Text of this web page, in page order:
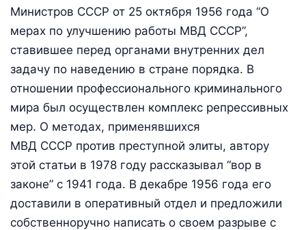
Министров СССР от 25 октября 1956 года “О
мерах по улучшению работы МВД СССР”,
ставившее перед органами внутренних дел
задачу по наведению в стране порядка. В
отношении профессионального криминального
мира был осуществлен комплекс репрессивных
мер. О методах, применявшихся
МВД СССР против преступной элиты, автору
этой статьи в 1978 году рассказывал “вор в
законе” с 1941 года. В декабре 1956 года его
доставили в оперативный отдел и предложили
собственноручно написать о своем разрыве с